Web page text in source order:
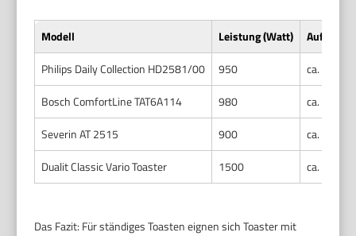
Modell Leistung (Watt)
Philips Daily Collection HD2581/00
950
ca. 30
Bosch ComfortLine TAT6A114
980
ca. 25
Severin AT 2515
900
ca. 30
Dualit Classic Vario Toaster
1500 ca. 20
Das Fazit: Für ständiges Toasten eignen sich Toaster mit